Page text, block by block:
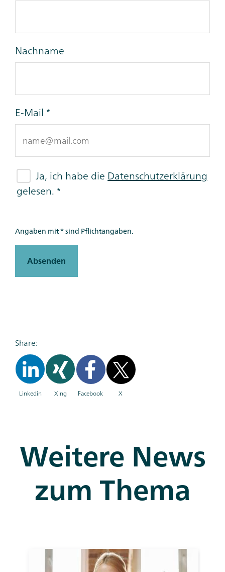
Nachname
E-Mail
Ja, ich habe dieDatenschutzerklärung
gelesen.
Angaben mit * sind Pflichtangaben.
Absenden
Share:
Linkedin Xing Facebook X
Weitere News
zum Thema